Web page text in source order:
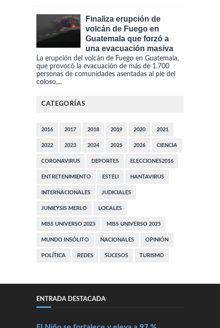
Finaliza erupción de
volcán de Fuego en
Guatemala que forzó a
una evacuación masiva
La erupción del volcán de Fuego en Guatemala,
que provocó la evacuación de más de 1.700
personas de comunidades asentadas al pie del
coloso,...
CATEGORÍAS
2016 2017 2018 2019 2020 2021
2022 2023 2024 2025 2026 CIENCIA
CORONAVIRUS DEPORTES ELECCIONES2016
ENTRETENIMIENTO ESTELI HANTAVIRUS
INTERNACIONALES JUDICIALES
JUNIEYSIS MERLO LOCALES
MISS UNIVERSO 2023 MISS UNIVERSO 2025
MUNDO INSÓLITO NACIONALES OPINIÓN
POLÍTICA REDES SUCESOS TURISMO
ENTRADA DESTACADA